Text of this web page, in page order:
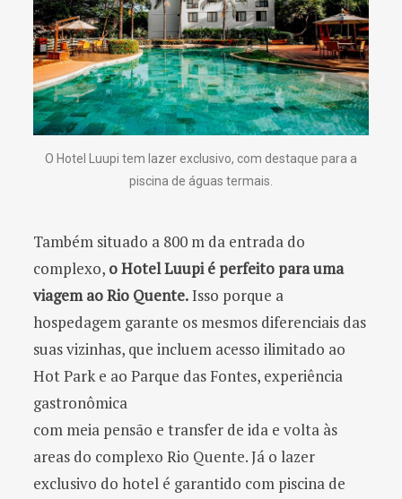
O Hotel Luupi tem lazer exclusivo, com destaque para a
piscina de águas termais.
Também situado a 800 m da entrada do
complexo, o Hotel Luupi é perfeito para uma
viagem ao Rio Quente.Isso porque a
hospedagem garante os mesmos diferenciais das
suas vizinhas, que incluem acesso ilimitado ao
Hot Park e ao Parque das Fontes, experiência
gastronômica
com meia pensão e transfer de ida e volta às
areas do complexo Rio Quente. Já o lazer
exclusivo do hotel é garantido com piscina de